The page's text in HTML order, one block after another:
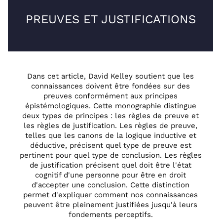
PREUVES ET JUSTIFICATIONS
Dans cet article, David Kelley soutient que les
connaissances doivent être fondées sur des
preuves conformément aux principes
épistémologiques. Cette monographie distingue
deux types de principes : les règles de preuve et
les règles de justification. Les règles de preuve,
telles que les canons de la logique inductive et
déductive, précisent quel type de preuve est
pertinent pour quel type de conclusion. Les règles
de justification précisent quel doit être l'état
cognitif d'une personne pour être en droit
d'accepter une conclusion. Cette distinction
permet d'expliquer comment nos connaissances
peuvent être pleinement justifiées jusqu'à leurs
fondements perceptifs.